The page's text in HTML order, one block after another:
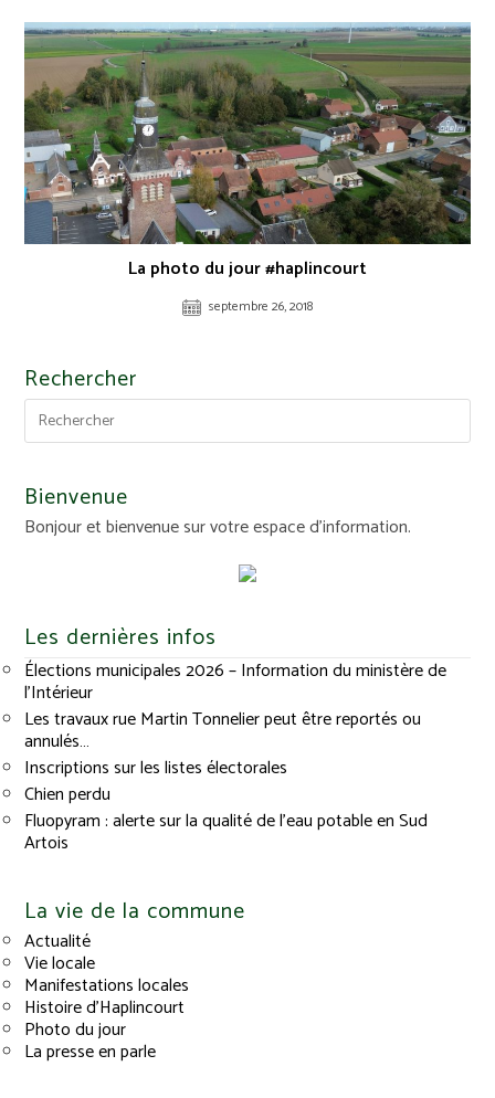
La photo du jour #haplincourt
septembre 26, 2018
Rechercher
Bienvenue
Bonjour et bienvenue sur votre espace d'information.
Les dernières infos
Élections municipales 2026 – Information du ministère de
l’Intérieur
Les travaux rue Martin Tonnelier peut être reportés ou
annulés…
Inscriptions sur les listes électorales
Chien perdu
Fluopyram : alerte sur la qualité de l’eau potable en Sud
Artois
La vie de la commune
Actualité
Vie locale
Manifestations locales
Histoire d’Haplincourt
Photo du jour
La presse en parle